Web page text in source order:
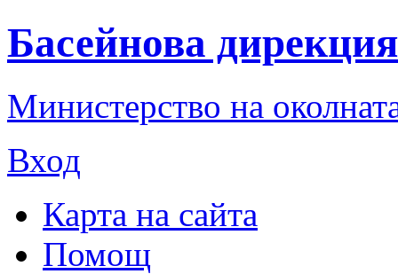
Басейнова
Министерство на
Вход
Карта на сайта
Помощ